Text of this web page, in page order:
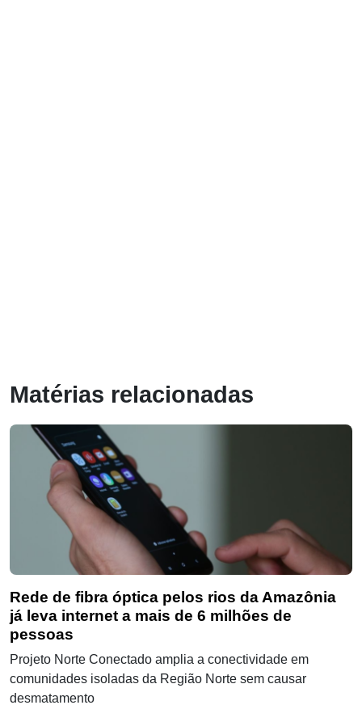
Matérias relacionadas
Rede de fibra óptica pelos rios da Amazônia
já leva internet a mais de 6 milhões de
pessoas
Projeto Norte Conectado amplia a conectividade em
comunidades isoladas da Região Norte sem causar
desmatamento